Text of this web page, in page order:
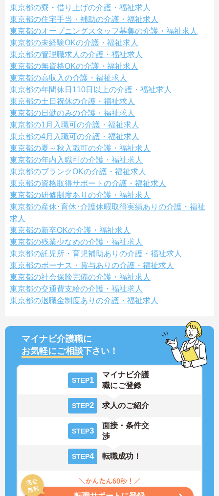
東京都の寮・借り上げの介護・福祉求人
東京都の住宅手当・補助の介護・福祉求人
東京都のオープニングスタッフ募集の介護・福祉求人
東京都の未経験OKの介護・福祉求人
東京都の管理職求人の介護・福祉求人
東京都の無資格OKの介護・福祉求人
東京都の高収入の介護・福祉求人
東京都の年間休日110日以上の介護・福祉求人
東京都の土日祝休の介護・福祉求人
東京都の日勤のみの介護・福祉求人
東京都の1月入職可の介護・福祉求人
東京都の4月入職可の介護・福祉求人
東京都の夏～秋入職可の介護・福祉求人
東京都の年内入職可の介護・福祉求人
東京都のブランクOKの介護・福祉求人
東京都の資格取得サポートの介護・福祉求人
東京都の研修制度ありの介護・福祉求人
東京都の産休･育休･介護休暇取得実績ありの介護・福祉
求人
東京都の新卒OKの介護・福祉求人
東京都の残業少なめの介護・福祉求人
東京都の託児所・育児補助ありの介護・福祉求人
東京都のボーナス・賞与ありの介護・福祉求人
東京都の社会保険完備の介護・福祉求人
東京都の交通費支給の介護・福祉求人
東京都の退職金制度ありの介護・福祉求人
マイナビ介護職に
お気軽にご相談下さい！
STEP1
マイナビ介護
職にご登録
STEP2 求人のご紹介
STEP3
面接・条件交
渉
STEP4 転職成功！